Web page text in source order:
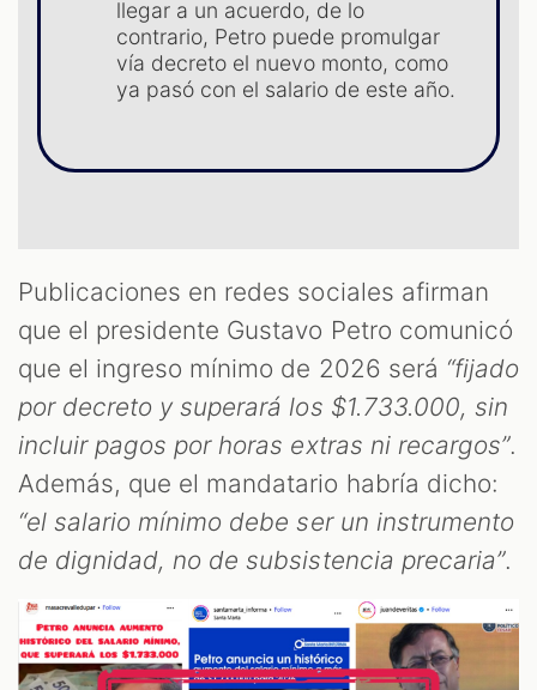
llegar a un acuerdo, de lo
contrario, Petro puede promulgar
vía decreto el nuevo monto, como
ya pasó con el salario de este año.
Publicaciones en redes sociales afirman
que el presidente Gustavo Petro comunicó
que el ingreso mínimo de 2026 será “fijado
por decreto y superará los $1.733.000, sin
incluir pagos por horas extras ni recargos”.
Además, que el mandatario habría dicho:
“el salario mínimo debe ser un instrumento
de dignidad, no de subsistencia precaria”.